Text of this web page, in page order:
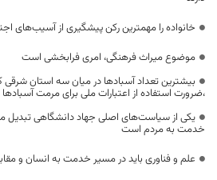
خانواده را مهمترین رکن پیشگیری از آسیب‌های
موضوع میراث فرهنگی، امری فرابخشی است
بیشترین تعداد آسبادها در میان سه استان
،ضرورت استفاده از اعتبارات ملی برای مرمت آسبادها
یکی از سیاست‌های اصلی جهاد دانشگاهی تبدیل
خدمت به مردم است
علم و فناوری باید در مسیر خدمت به انسان و